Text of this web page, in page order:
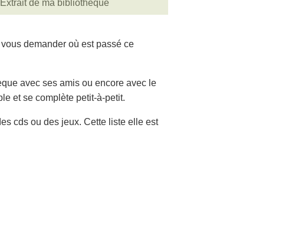
Extrait de ma bibliothèque
demander où est passé ce
avec ses amis ou encore avec le
et se complète petit-à-petit.
cds ou des jeux. Cette liste elle est